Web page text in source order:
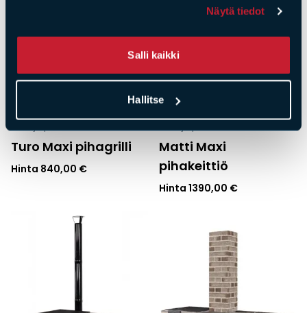
Näytä tiedot
Salli kaikki
Hallitse
Turo Maxi pihagrilli
Hinta 840,00 €
Matti Maxi
pihakeittiö
Hinta 1390,00 €